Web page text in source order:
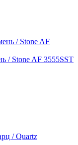
/ Stone AF 3555SST